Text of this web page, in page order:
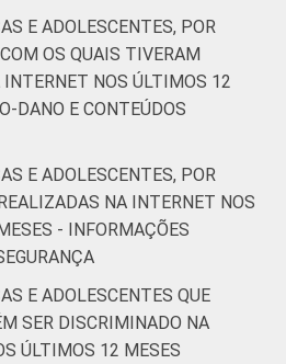
E ADOLESCENTES, POR
OS QUAIS TIVERAM
NOS ÚLTIMOS 12
DANO E CONTEÚDOS
E ADOLESCENTES, POR
NA INTERNET NOS
- INFORMAÇÕES
E ADOLESCENTES QUE
SER DISCRIMINADO NA
ÚLTIMOS 12 MESES